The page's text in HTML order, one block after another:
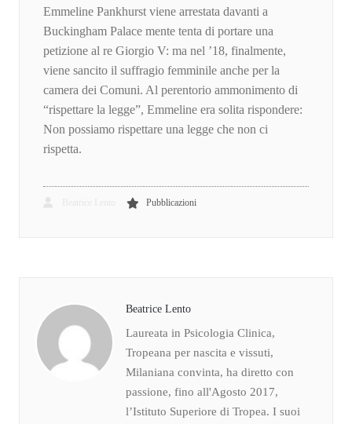
Emmeline Pankhurst viene arrestata davanti a
Buckingham Palace mente tenta di portare una
petizione al re Giorgio V: ma nel ’18, finalmente,
viene sancito il suffragio femminile anche per la
camera dei Comuni. Al perentorio ammonimento di
“rispettare la legge”, Emmeline era solita rispondere:
Non possiamo rispettare una legge che non ci
rispetta.
Pubblicazioni
Beatrice Lento
Laureata in Psicologia Clinica,
Tropeana per nascita e vissuti,
Milaniana convinta, ha diretto con
passione, fino all'Agosto 2017,
l’Istituto Superiore di Tropea. I suoi